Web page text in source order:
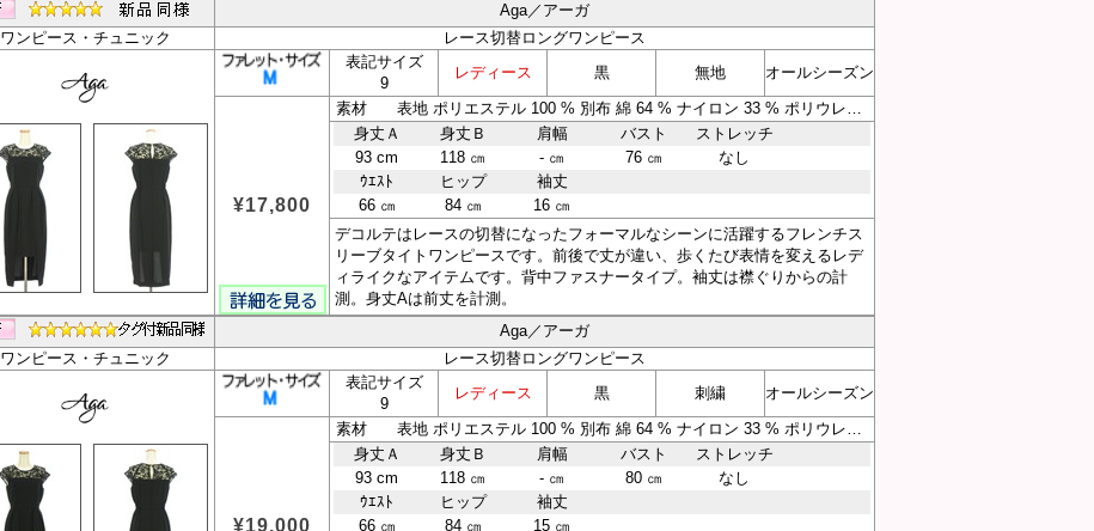
Aga／アーガ
ワンピース・チュニック
レース切替ロングワンピース
表記サイズ
9
レディース 黒 無地 オールシーズン
¥17,800
素材 表地 ポリエステル 100 % 別布 綿 64 % ナイロン 33 % ポリウレタン 3 % 裏地 ポリエステル 100 %
身丈Ａ
身丈Ｂ 肩幅 バスト
ストレッチ
93 cm
118 ㎝ - ㎝ 76 ㎝
なし
ｳｴｽﾄ
ヒップ
袖丈
66 ㎝
84 ㎝
16 ㎝
デコルテはレースの切替になったフォーマルなシーンに活躍するフレンチス
リーブタイトワンピースです。前後で丈が違い、歩くたび表情を変えるレデ
ィライクなアイテムです。背中ファスナータイプ。袖丈は襟ぐりからの計
測。身丈Aは前丈を計測。
Aga／アーガ
ワンピース・チュニック
レース切替ロングワンピース
表記サイズ
9
レディース 黒 刺繍 オールシーズン
¥19,000
素材 表地 ポリエステル 100 % 別布 綿 64 % ナイロン 33 % ポリウレタン 3 % 裏地 ポリエステル 100 %
身丈Ａ
身丈Ｂ 肩幅 バスト
ストレッチ
93 cm
118 ㎝ - ㎝ 80 ㎝
なし
ｳｴｽﾄ
ヒップ
袖丈
66 ㎝
84 ㎝
15 ㎝